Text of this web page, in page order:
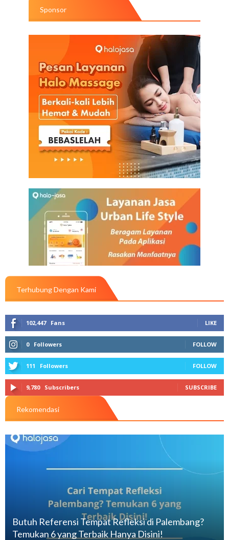
Sponsor
Terhubung Dengan Kami
102,447 Fans LIKE
0 Followers FOLLOW
111 Followers FOLLOW
9,780 Subscribers SUBSCRIBE
Rekomendasi
Butuh Referensi Tempat Refleksi di Palembang?
Temukan 6 yang Terbaik Hanya Disini!